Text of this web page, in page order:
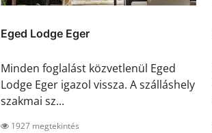
Eged Lodge Eger
Minden foglalást közvetlenül Eged
Lodge Eger igazol vissza. A szálláshely
szakmai sz...
1927 megtekintés